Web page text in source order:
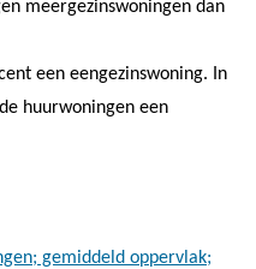
meergezinswoningen dan
een eengezinswoning. In
huurwoningen een
gemiddeld oppervlak;